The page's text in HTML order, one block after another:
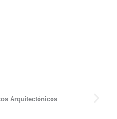
Arquitectónicos